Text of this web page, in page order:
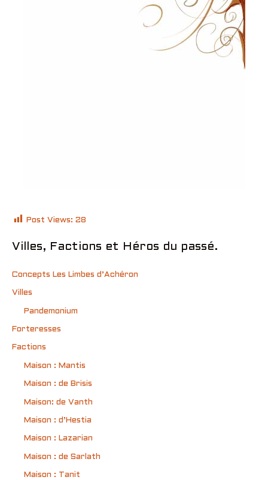
Post Views: 28
Villes, Factions et Héros du passé.
Concepts Les Limbes d’Achéron
Villes
Pandemonium
Forteresses
Factions
Maison : Mantis
Maison : de Brisis
Maison: de Vanth
Maison : d’Hestia
Maison : Lazarian
Maison : de Sarlath
Maison : Tanit